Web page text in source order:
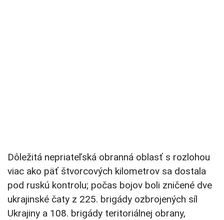
Dôležitá nepriateľská obranná oblasť s rozlohou
viac ako päť štvorcových kilometrov sa dostala
pod ruskú kontrolu; počas bojov boli zničené dve
ukrajinské čaty z 225. brigády ozbrojených síl
Ukrajiny a 108. brigády teritoriálnej obrany,